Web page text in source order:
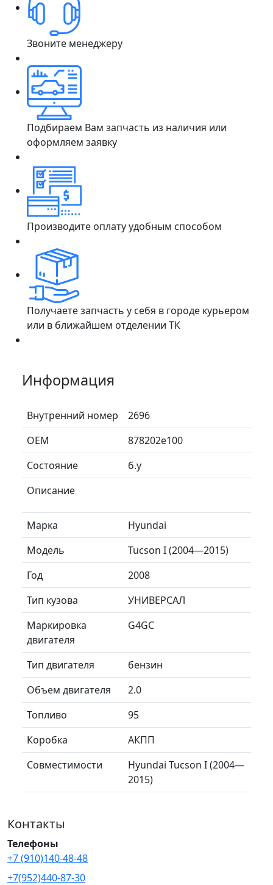
Звоните менеджеру
Подбираем Вам запчасть из наличия или
оформляем заявку
Производите оплату удобным способом
Получаете запчасть у себя в городе курьером
или в ближайшем отделении ТК
Информация
Внутренний номер
2696
ОЕМ
878202e100
Состояние
б.у
Описание
Марка
Hyundai
Модель
Tucson I (2004—2015)
Год
2008
Тип кузова
УНИВЕРСАЛ
Маркировка
двигателя
G4GC
Тип двигателя
бензин
Объем двигателя
2.0
Топливо
95
Коробка
АКПП
Совместимости
Hyundai Tucson I (2004—
2015)
Контакты
Телефоны
+7 (910)140-48-48
+7(952)440-87-30